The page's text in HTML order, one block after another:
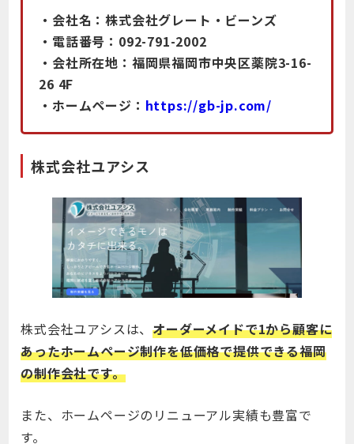
・会社名：株式会社グレート・ビーンズ
・電話番号：092-791-2002
・会社所在地：福岡県福岡市中央区薬院3-16-
26 4F
・ホームページ： https://gb-jp.com/
株式会社ユアシス
株式会社ユアシスは、オーダーメイドで1から顧客に
あったホームページ制作を低価格で提供できる福岡
の制作会社です。
また、ホームページのリニューアル実績も豊富で
す。